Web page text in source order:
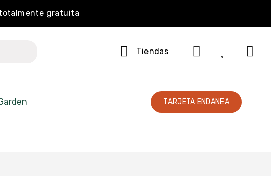
gratuita
Tiendas
TARJETA ENDANEA